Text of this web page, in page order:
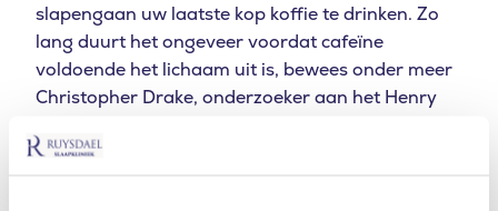
slapengaan uw laatste kop koffie te drinken. Zo
lang duurt het ongeveer voordat cafeïne
voldoende het lichaam uit is, bewees onder meer
Christopher Drake, onderzoeker aan het Henry
gaf proefpersonen vier dagen lang driemaal